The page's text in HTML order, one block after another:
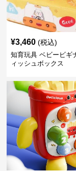
¥3,460 (税込)
知育玩具 ベビービギ
ィッシュボックス